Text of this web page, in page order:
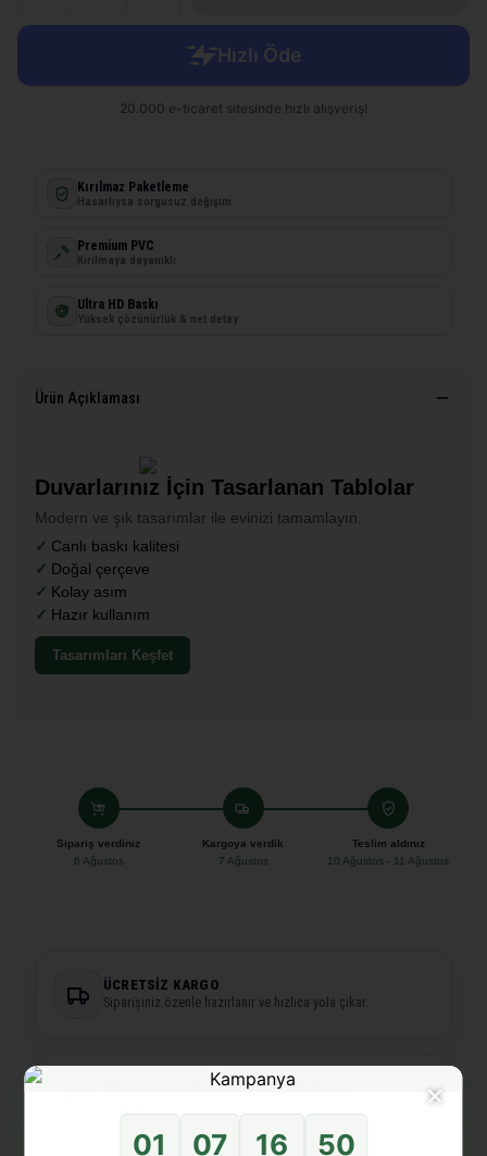
Kırılmaz Paketleme
Hasarlıysa sorgusuz değişim
Premium PVC
Kırılmaya dayanıklı
Ultra HD Baskı
Yüksek çözünürlük & net detay
Ürün Açıklaması
Duvarlarınız İçin Tasarlanan Tablolar
Modern ve şık tasarımlar ile evinizi tamamlayın.
Canlı baskı kalitesi
Doğal çerçeve
Kolay asım
Hazır kullanım
Tasarımları Keşfet
Sipariş verdiniz
6 Ağustos
Kargoya verdik
7 Ağustos
Teslim aldınız
10 Ağustos - 11 Ağustos
ÜCRETSIZ KARGO
Siparişiniz özenle hazırlanır ve hızlıca yola çıkar.
KOŞULSUZ, ŞARTSIZ İADE GARANTISI
×
01 07 16 50